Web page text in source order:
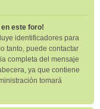
este foro!
identificadores para
tanto, puede contactar
completa del mensaje
ya que contiene
tomará